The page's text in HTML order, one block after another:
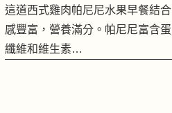
這道西式雞肉帕尼尼水果早餐結
感豐富，營養滿分。帕尼尼富含
纖維和維生素…